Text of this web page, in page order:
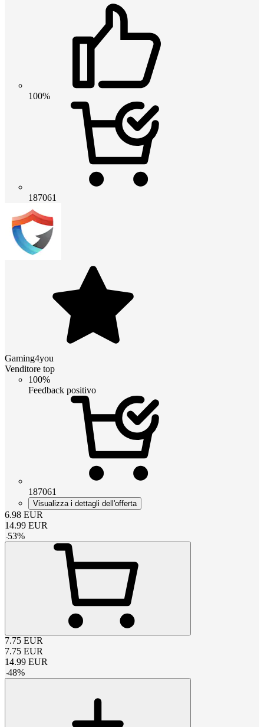
100%
187061
Gaming4you
Venditore top
100%
Feedback positivo
187061
Visualizza i dettagli dell'offerta
6.98 EUR
14.99 EUR
-53%
7.75 EUR
7.75 EUR
14.99 EUR
-48%